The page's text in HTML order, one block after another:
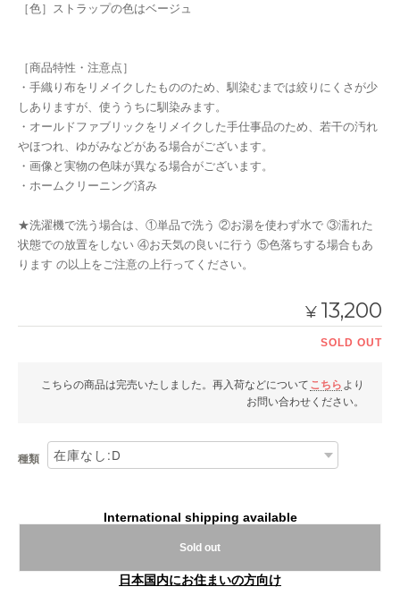
［色］ストラップの色はベージュ
［商品特性・注意点］
・手織り布をリメイクしたもののため、馴染むまでは絞りにくさが少
しありますが、使ううちに馴染みます。
・オールドファブリックをリメイクした手仕事品のため、若干の汚れ
やほつれ、ゆがみなどがある場合がございます。
・画像と実物の色味が異なる場合がございます。
・ホームクリーニング済み
★洗濯機で洗う場合は、①単品で洗う ②お湯を使わず水で ③濡れた
状態での放置をしない ④お天気の良いに行う ⑤色落ちする場合もあ
ります の以上をご注意の上行ってください。
¥ 13,200
SOLD OUT
こちらの商品は完売いたしました。再入荷などについて こちら より
お問い合わせください。
種類
International shipping available
Sold out
日本国内にお住まいの方向け